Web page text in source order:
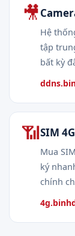
🎥
Hệ
tập
bất kỳ
📶SIM
Mua
ký
chính